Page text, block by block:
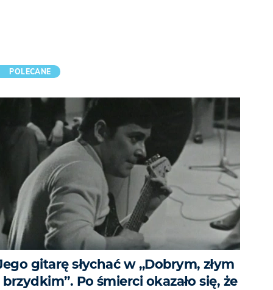
POLECANE
gitarę słychać w „Dobrym, złym
brzydkim”. Po śmierci okazało się, że